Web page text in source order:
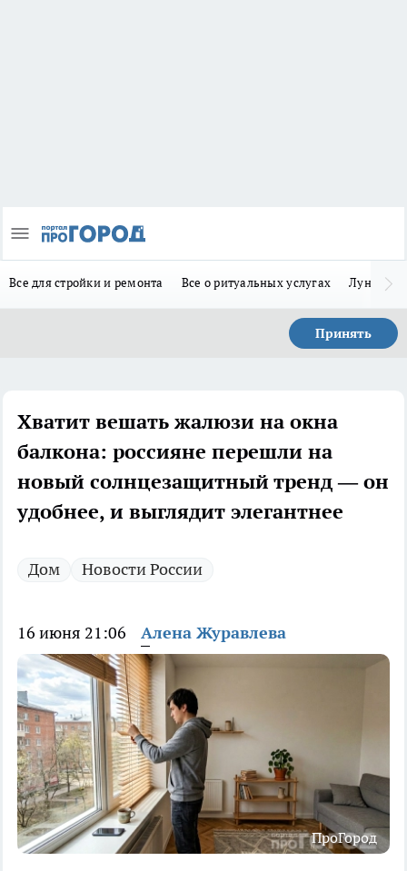
Все для стройки и ремонта Все о ритуальных услугах Лунно-
Принять
Хватит вешать жалюзи на окна
балкона: россияне перешли на
новый солнцезащитный тренд — он
удобнее, и выглядит элегантнее
Дом Новости России
16 июня 21:06 Алена Журавлева
ПроГород